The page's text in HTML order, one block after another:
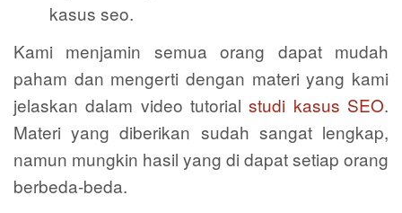
kasus seo.
Kami menjamin semua orang dapat mudah
paham dan mengerti dengan materi yang kami
jelaskan dalam video tutorialstudi kasus SEO.
Materi yang diberikan sudah sangat lengkap,
namun mungkin hasil yang di dapat setiap orang
berbeda-beda.